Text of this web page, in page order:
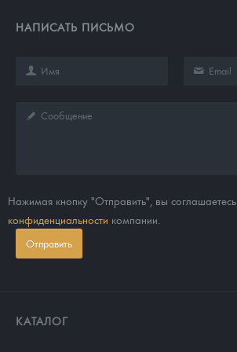
НАПИСАТЬ ПИСЬМО
Нажимая кнопку "Отправить", вы соглашаетесь
конфиденциальности компании.
Отправить
КАТАЛОГ